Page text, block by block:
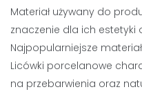
Materiał używany do
znaczenie dla ich estetyki
Najpopularniejsze
Licówki porcelanowe
na przebarwienia oraz